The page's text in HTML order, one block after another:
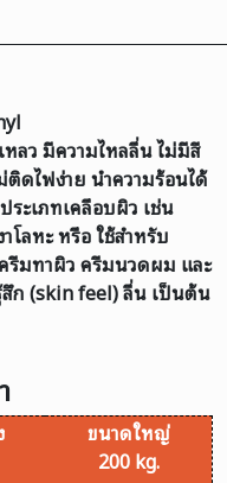
ลว มีความไหลลื่น ไม่มีสี
ดไฟง่าย นำความร้อนได้
ระเภทเคลือบผิว เช่น
โลหะ หรือ ใช้สำหรับ
มทาผิว ครีมนวดผม และ
สึก (skin feel) ลื่น เป็นต้น
ขนาดใหญ่
200 kg.